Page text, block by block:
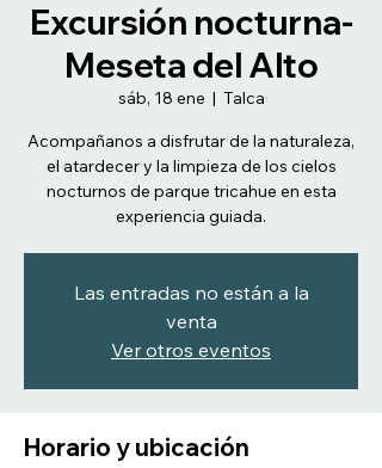
Excursión nocturna-
Meseta del Alto
sáb, 18 ene
  |
Talca
Acompañanos a disfrutar de la naturaleza,
el atardecer y la limpieza de los cielos
nocturnos de parque tricahue en esta
experiencia guiada.
Las entradas no están a la
venta
Ver otros eventos
Horario y ubicación